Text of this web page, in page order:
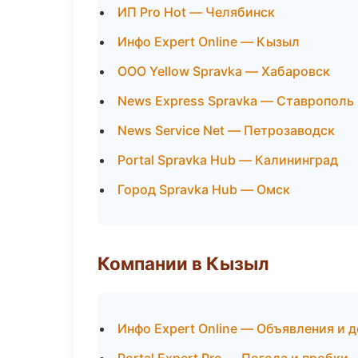
ИП Pro Hot — Челябинск
Инфо Expert Online — Кызыл
ООО Yellow Spravka — Хабаровск
News Express Spravka — Ставрополь
News Service Net — Петрозаводск
Portal Spravka Hub — Калининград
Город Spravka Hub — Омск
Компании в Кызыл
Инфо Expert Online — Объявления и